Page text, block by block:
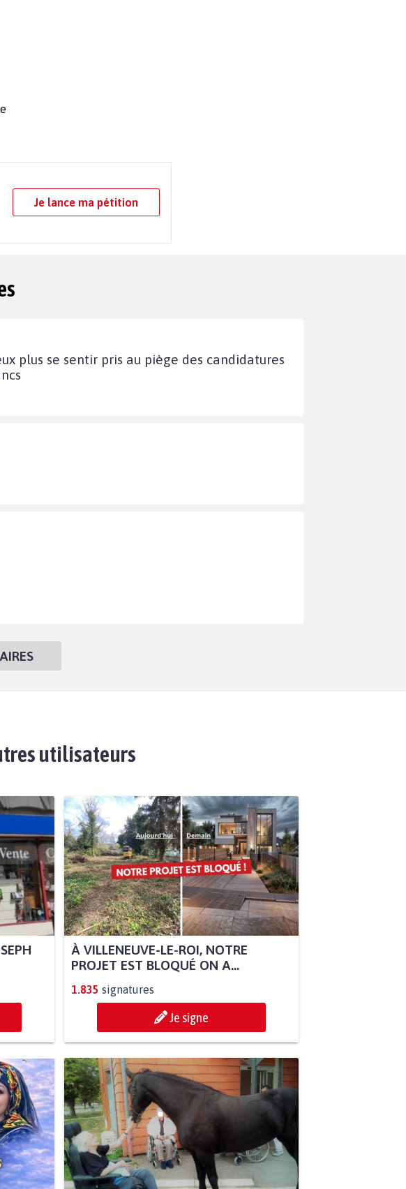
Je lance ma pétition
plus se sentir pris au piège des candidatures
utilisateurs
À VILLENEUVE-LE-ROI, NOTRE
PROJET EST BLOQUÉ ON A...
1.835 signatures
Je signe